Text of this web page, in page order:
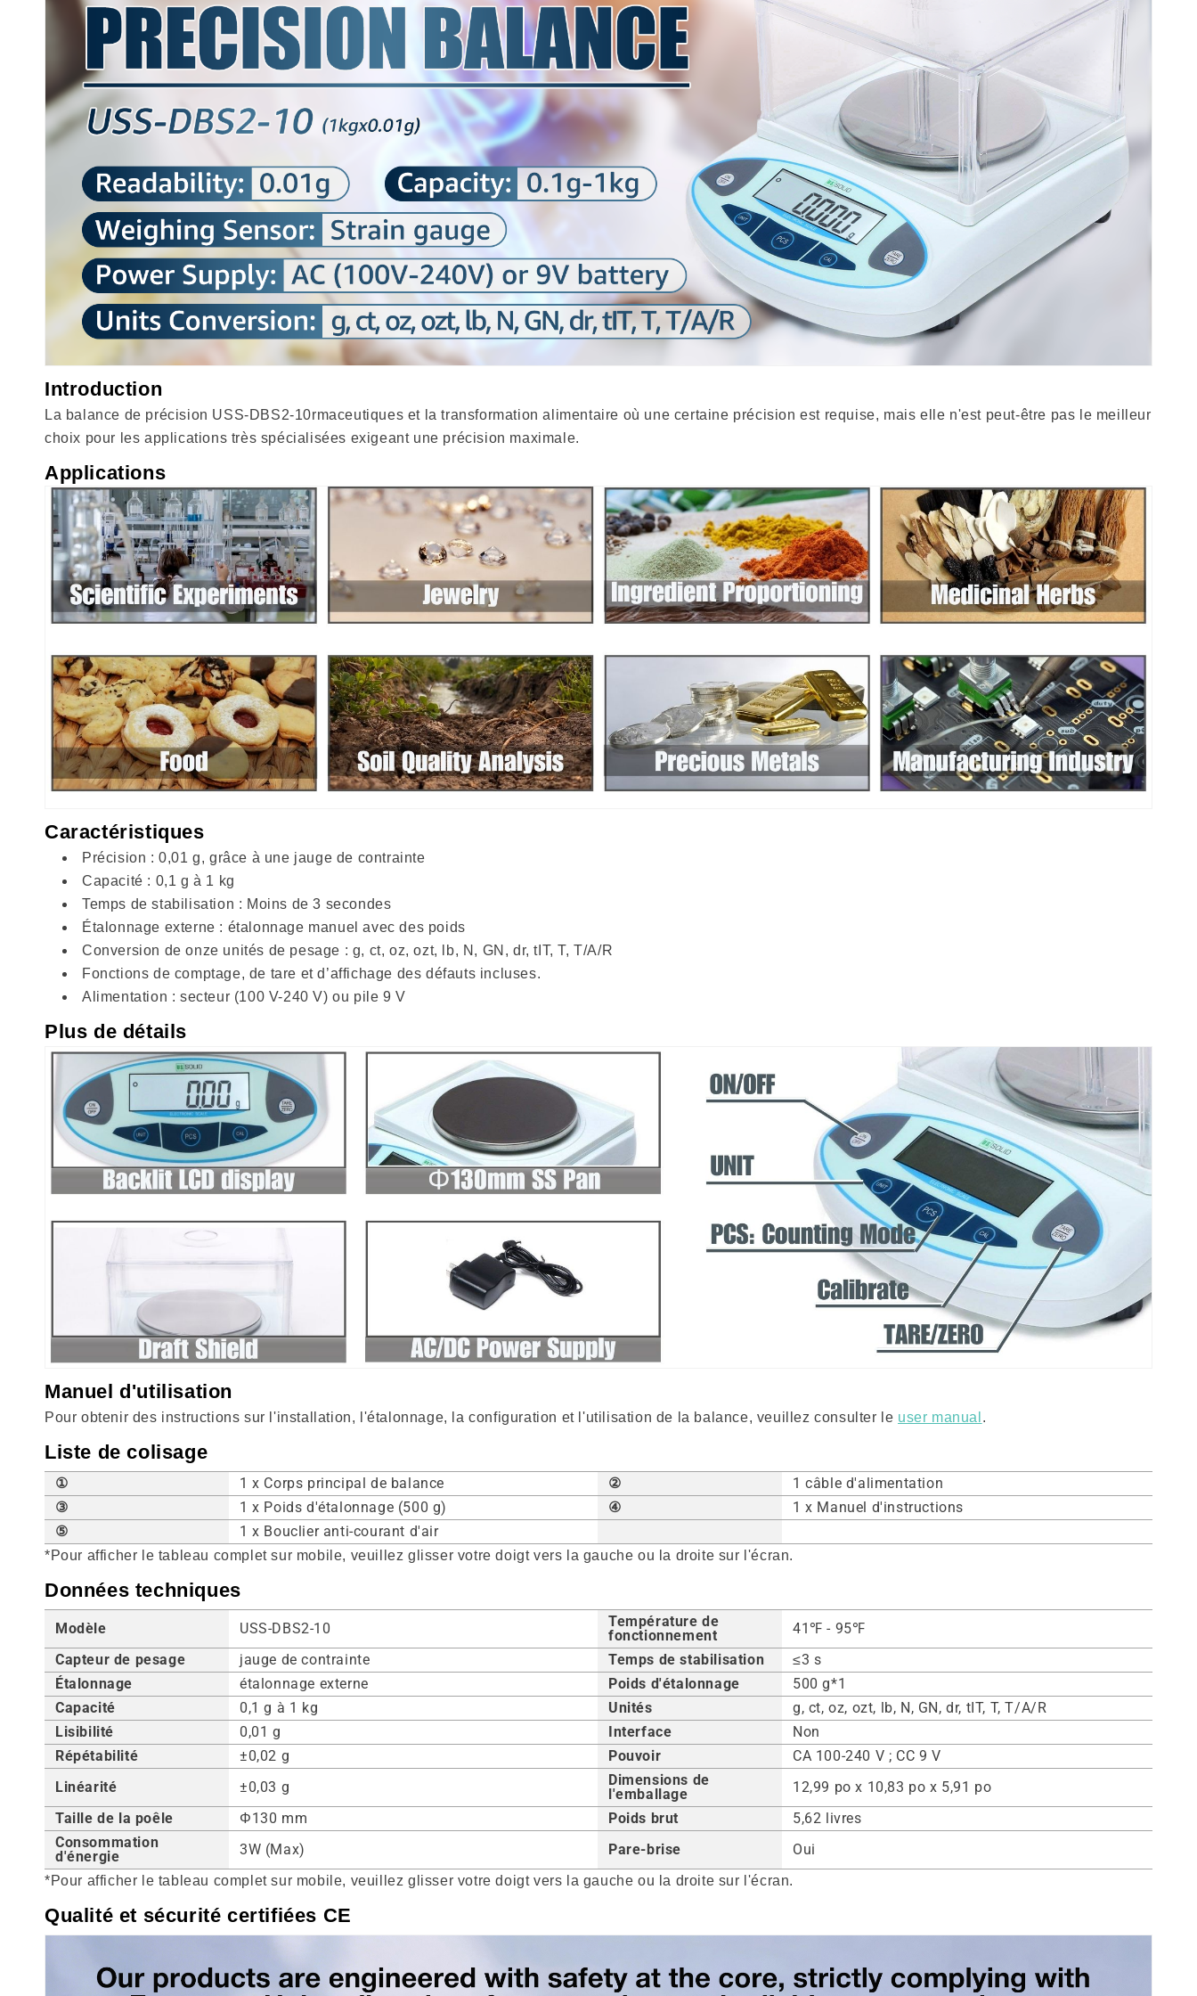
Introduction
La balance de précision USS-DBS2-10rmaceutiques et la transformation alimentaire où une certaine précision est requise, mais elle n'est peut-être pas le meilleur
choix pour les applications très spécialisées exigeant une précision maximale.
Applications
Caractéristiques
Précision : 0,01 g, grâce à une jauge de contrainte
Capacité : 0,1 g à 1 kg
Temps de stabilisation : Moins de 3 secondes
Étalonnage externe : étalonnage manuel avec des poids
Conversion de onze unités de pesage : g, ct, oz, ozt, lb, N, GN, dr, tIT, T, T/A/R
Fonctions de comptage, de tare et d’affichage des défauts incluses.
Alimentation : secteur (100 V-240 V) ou pile 9 V
Plus de détails
Manuel d'utilisation
Pour obtenir des instructions sur l'installation, l'étalonnage, la configuration et l'utilisation de la balance, veuillez consulter le user manual .
Liste de colisage
① 1 x Corps principal de balance ②
1 câble d'alimentation
③
1 x Poids d'étalonnage (500 g) ④
1 x Manuel d'instructions
⑤
1 x Bouclier anti-courant d'air
*Pour afficher le tableau complet sur mobile, veuillez glisser votre doigt vers la gauche ou la droite sur l'écran.
Données techniques
Modèle USS-DBS2-10
Température de
fonctionnement
41℉ - 95℉
Capteur de pesage
jauge de contrainte Temps de stabilisation
≤3 s
Étalonnage
étalonnage externe Poids d'étalonnage
500 g*1
Capacité
0,1 g à 1 kg Unités
g, ct, oz, ozt, lb, N, GN, dr, tIT, T, T/A/R
Lisibilité
0,01 g Interface
Non
Répétabilité
±0,02 g Pouvoir
CA 100-240 V ; CC 9 V
Linéarité
±0,03 g
Dimensions de
l'emballage
12,99 po x 10,83 po x 5,91 po
Taille de la poêle
Φ130 mm Poids brut
5,62 livres
Consommation
d'énergie
3W (Max) Pare-brise Oui
*Pour afficher le tableau complet sur mobile, veuillez glisser votre doigt vers la gauche ou la droite sur l'écran.
Qualité et sécurité certifiées CE